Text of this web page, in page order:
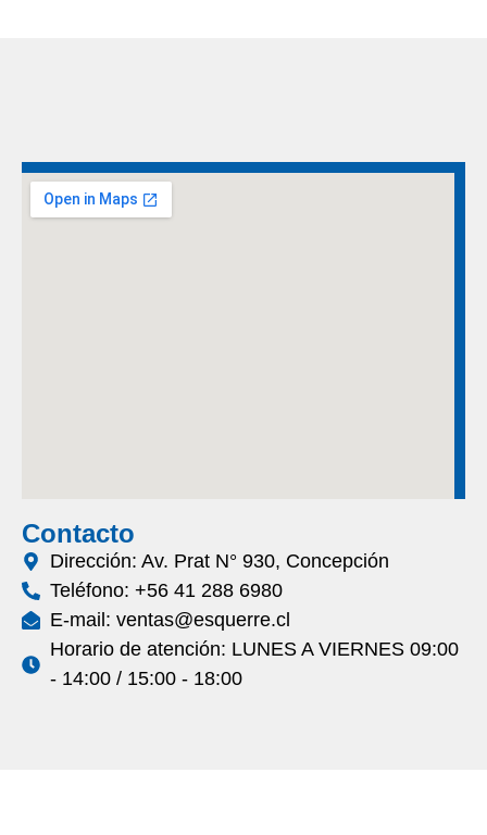
Contacto
Dirección: Av. Prat N° 930, Concepción
Teléfono: +56 41 288 6980
E-mail: ventas@esquerre.cl
Horario de atención: LUNES A VIERNES 09:00
- 14:00 / 15:00 - 18:00